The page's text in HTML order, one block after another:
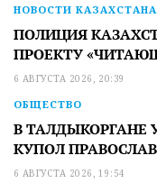
НОВОСТИ КАЗАХСТАНА
ПОЛИЦИЯ
ПРОЕКТУ
6 АВГУСТА 2026, 20:39
ОБЩЕСТВО
В
КУПОЛ
6 АВГУСТА 2026, 19:54